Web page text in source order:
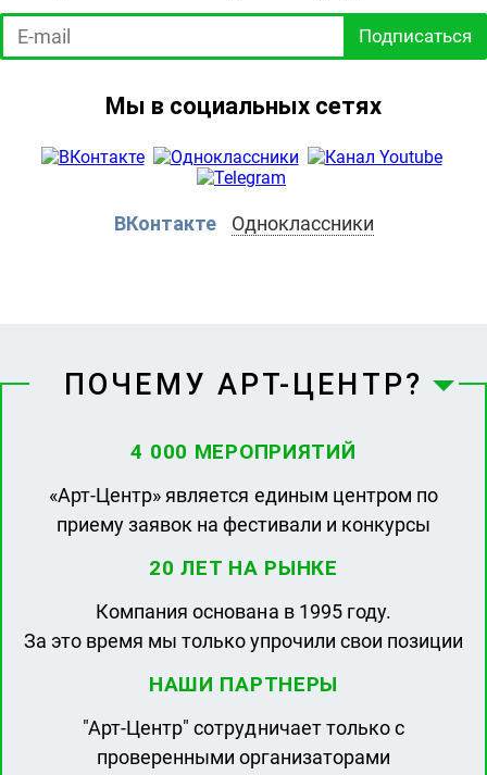
Подписаться
Мы в социальных сетях
ВКонтакте Одноклассники
ПОЧЕМУ АРТ-ЦЕНТР?
4 000 МЕРОПРИЯТИЙ
«Арт-Центр» является единым центром по
приему заявок на фестивали и конкурсы
20 ЛЕТ НА РЫНКЕ
Компания основана в 1995 году.
За это время мы только упрочили свои позиции
НАШИ ПАРТНЕРЫ
"Арт-Центр" сотрудничает только с
проверенными организаторами